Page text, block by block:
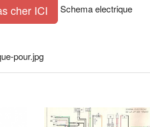
cher ICI
Schema electrique
pour.jpg